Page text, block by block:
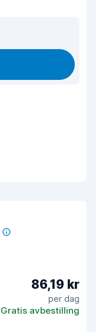
86,19 kr
per dag
Gratis avbestilling